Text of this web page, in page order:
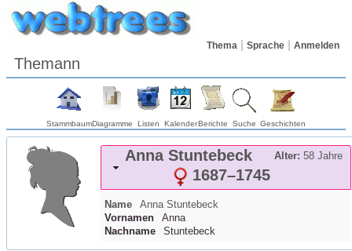
Thema Sprache Anmelden
Themann
StammbaumDiagramme Listen KalenderBerichte Suche Geschichten
Anna Stuntebeck Alter: 58 Jahre
1687–1745
Name Anna Stuntebeck
Vornamen
Anna
Nachname
Stuntebeck